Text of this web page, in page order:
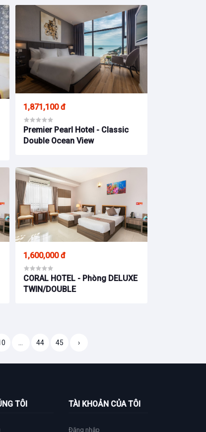
1,871,100 đ
Premier Pearl Hotel - Classic
Double Ocean View
1,600,000 đ
CORAL HOTEL - Phòng DELUXE
TWIN/DOUBLE
44 45 ›
TÔI TÀI KHOẢN CỦA TÔI
Đăng nhập